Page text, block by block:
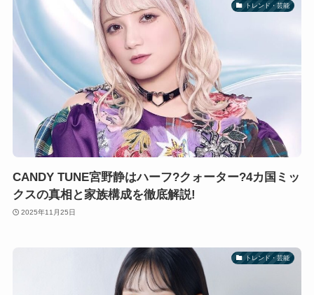
トレンド・芸能
CANDY TUNE宮野静はハーフ?クォーター?4カ国ミッ
クスの真相と家族構成を徹底解説!
2025年11月25日
トレンド・芸能